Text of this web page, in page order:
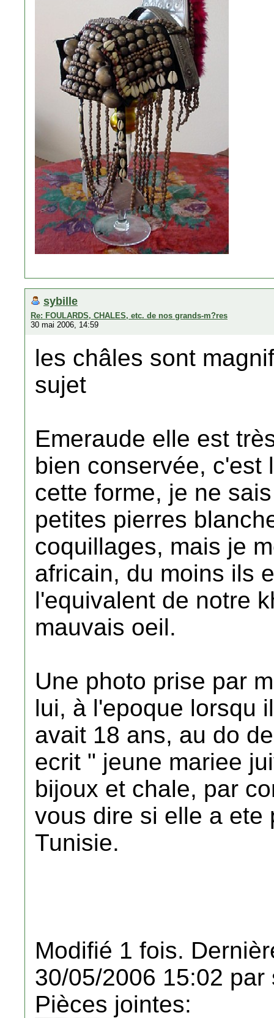
sybille
Re: FOULARDS, CHALES, etc. de nos grands-m?res
30 mai 2006, 14:59
les châles sont
sujet
Emeraude elle est
bien conservée, c'est
cette forme, je ne
petites pierres
coquillages, mais je
africain, du moins ils
l'equivalent de notre
mauvais oeil.
Une photo prise par
lui, à l'epoque lorsqu
avait 18 ans, au do
ecrit " jeune mariee
bijoux et chale, par
vous dire si elle a ete
Tunisie.
Modifié 1 fois.
30/05/2006 15:02 par
Pièces jointes: